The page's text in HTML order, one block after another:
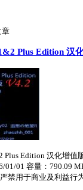
章
Plus Edition 汉
Plus Edition 汉化增值
01/01 容量：790.09
禁用于商业及利益行